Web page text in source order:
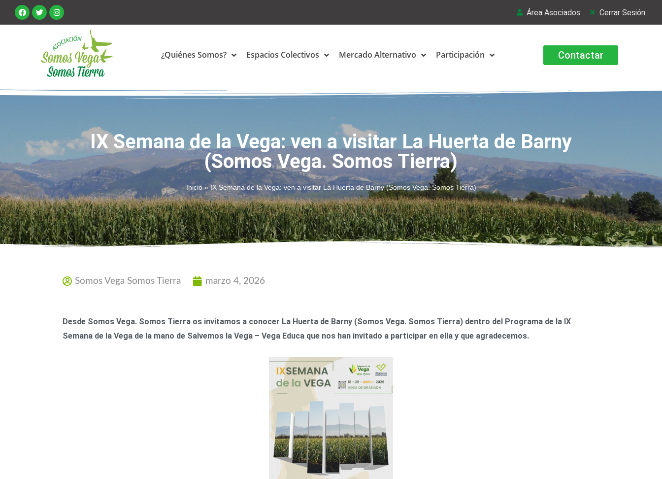
Área Asociados Cerrar Sesión
¿Quiénes Somos? Espacios Colectivos Mercado Alternativo Participación Contactar
IX Semana de la Vega: ven a visitar La Huerta de Barny
(Somos Vega. Somos Tierra)
Inicio»IX Semana de la Vega: ven a visitar La Huerta de Barny (Somos Vega. Somos Tierra)
Somos Vega Somos Tierra marzo 4, 2026
Desde Somos Vega. Somos Tierra os invitamos a conocer La Huerta de Barny (Somos Vega. Somos Tierra) dentro del Programa de la IX
Semana de la Vega de la mano de Salvemos la Vega – Vega Educa que nos han invitado a participar en ella y que agradecemos.